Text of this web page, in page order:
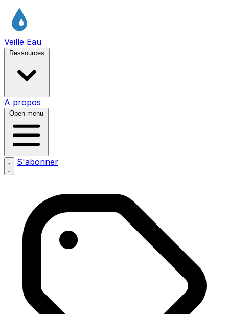
Veille Eau
Ressources
A propos
Open menu
S'abonner